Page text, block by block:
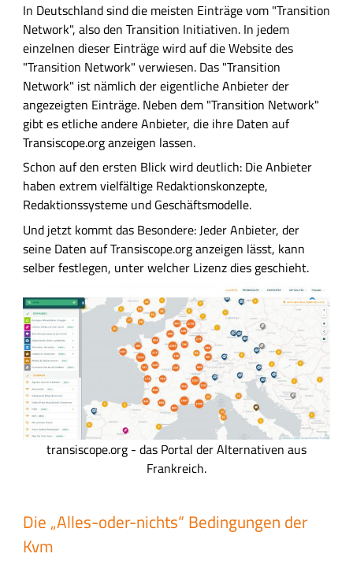
In Deutschland sind die meisten Einträge vom "Transition
Network", also den Transition Initiativen. In jedem
einzelnen dieser Einträge wird auf die Website des
"Transition Network" verwiesen. Das "Transition
Network" ist nämlich der eigentliche Anbieter der
angezeigten Einträge. Neben dem "Transition Network"
gibt es etliche andere Anbieter, die ihre Daten auf
Transiscope.org anzeigen lassen.
Schon auf den ersten Blick wird deutlich: Die Anbieter
haben extrem vielfältige Redaktionskonzepte,
Redaktionssysteme und Geschäftsmodelle.
Und jetzt kommt das Besondere: Jeder Anbieter, der
seine Daten auf Transiscope.org anzeigen lässt, kann
selber festlegen, unter welcher Lizenz dies geschieht.
i
l
d
s
i
transiscope.org - das Portal der Alternativen aus
Frankreich.
Die „Alles-oder-nichts“ Bedingungen der
Kvm